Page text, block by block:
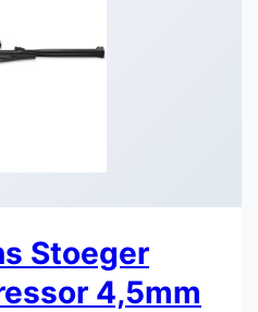
Stoeger
4,5mm